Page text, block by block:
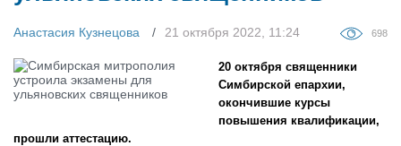
Анастасия Кузнецова 21 октября 2022, 11:24 698
20 октября священники
Симбирской епархии,
окончившие курсы
повышения квалификации,
прошли аттестацию.